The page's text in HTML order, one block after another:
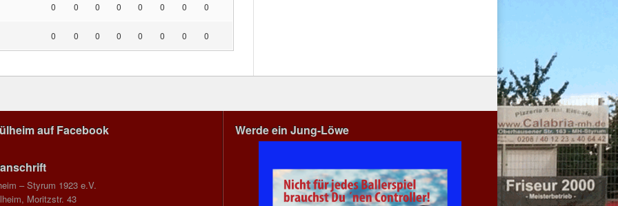
0 0 0 0 0 0 0 0
0 0 0 0 0 0 0 0
auf Facebook
– Styrum 1923 e.V.
Moritzstr. 43
Werde ein Jung-Löwe